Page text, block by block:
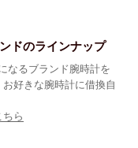
ドのラインナップ
なるブランド腕時計を
好きな腕時計に借換自
ら